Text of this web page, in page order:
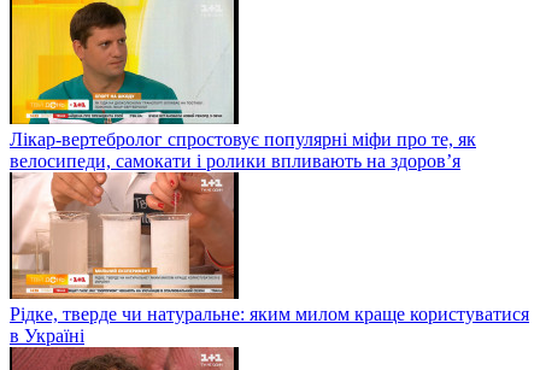
Лікар-вертебролог спростовує популярні міфи про те, як
велосипеди, самокати і ролики впливають на здоров’я
Рідке, тверде чи натуральне: яким милом краще користуватися
в Україні